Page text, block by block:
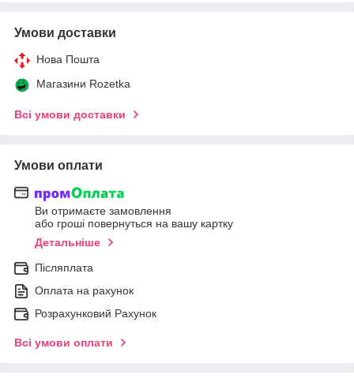
Умови доставки
Нова Пошта
Магазини Rozetka
Всі умови доставки
Умови оплати
Ви отримаєте замовлення
або гроші повернуться на вашу картку
Детальніше
Післяплата
Оплата на рахунок
Розрахунковий Рахунок
Всі умови оплати